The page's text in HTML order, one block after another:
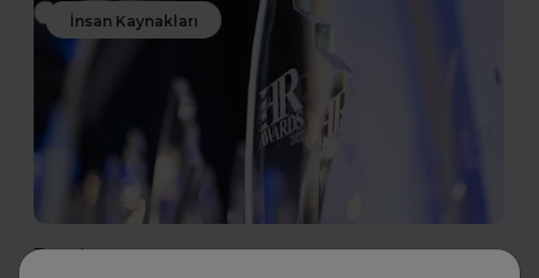
İnsan Kaynakları
Toptalent